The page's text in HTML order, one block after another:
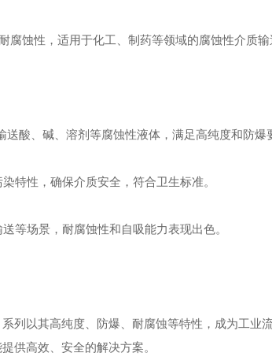
蚀性，适用于化工、制药等领域的腐蚀性介质输
酸、碱、溶剂等腐蚀性液体，满足高纯度和防爆
特性，确保介质安全，符合卫生标准。
等场景，耐腐蚀性和自吸能力表现出色。
列以其高纯度、防爆、耐腐蚀等特性，成为工业
供高效、安全的解决方案。